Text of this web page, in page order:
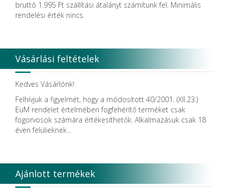
Dentis
Dentsply Sirona
Detax
DFS
DIADENT
DIRECTA AB
Discus Dental PHILIPS
DISPOTECH S.r.l.
DKL
DUX
Edelweiss Dentistry Products GmbH
Edenta
bruttó 1.995 Ft szállítási átalányt számítunk fel. Minimális
rendelési érték nincs.
Vásárlási feltételek
Kedves Vásárlónk!
Felhívjuk a figyelmét, hogy a módosított 40/2001. (XII.23.)
EüM rendelet értelmében fogfehérítő terméket csak
fogorvosok számára értékesíthetők. Alkalmazásuk csak 18
éven felülieknek...
Ajánlott termékek